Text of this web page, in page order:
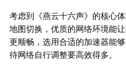
考虑到《燕云十六声》的核心
地图切换，优质的网络环境能
更顺畅，选用合适的加速器能
待网络自行调整要高效得多。